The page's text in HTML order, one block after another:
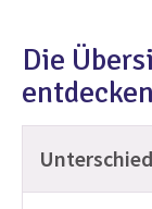
Die
Unterschied